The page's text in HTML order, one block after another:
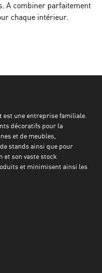
A combiner parfaitement
chaque intérieur.
est une entreprise familiale.
décoratifs pour la
et de meubles,
stands ainsi que pour
son vaste stock
et minimisent ainsi les